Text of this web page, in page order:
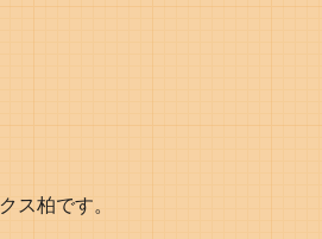
ス柏です。